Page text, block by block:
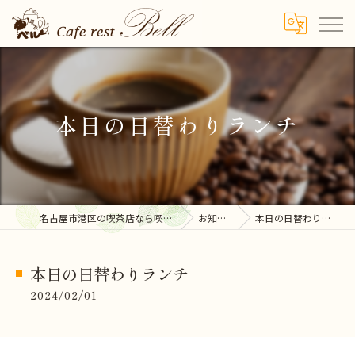
本日の日替わりランチ
名古屋市港区の喫茶店なら喫茶ベル お知らせ 本日の日替わりランチ
本日の日替わりランチ
2024/02/01